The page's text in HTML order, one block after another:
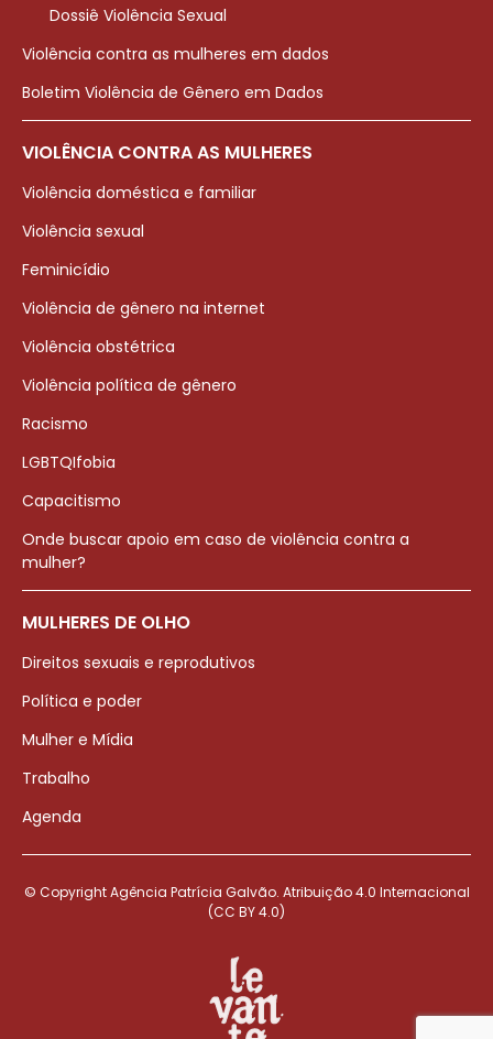
Dossiê Violência Sexual
Violência contra as mulheres em dados
Boletim Violência de Gênero em Dados
VIOLÊNCIA CONTRA AS MULHERES
Violência doméstica e familiar
Violência sexual
Feminicídio
Violência de gênero na internet
Violência obstétrica
Violência política de gênero
Racismo
LGBTQIfobia
Capacitismo
Onde buscar apoio em caso de violência contra a
mulher?
MULHERES DE OLHO
Direitos sexuais e reprodutivos
Política e poder
Mulher e Mídia
Trabalho
Agenda
© Copyright Agência Patrícia Galvão. Atribuição 4.0 Internacional
(CC BY 4.0)